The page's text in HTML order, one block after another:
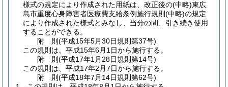
様式の規定により作成された用紙は、改正後の(中略)東広
島市重度心身障害者医療費支給条例施行規則 (中略)の規定
により作成された様式とみなし、当分の間、引き続き使用
することができる。
附 則(平成15年5月30日規則第37号)
この規則は、平成15年6月1日から施行する。
附 則(平成17年1月28日規則第14号)
この規則は、平成17年2月7日から施行する。
附 則(平成18年7月14日規則第62号)